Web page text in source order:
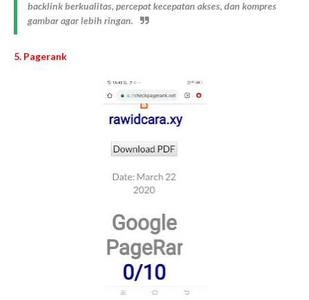
backlink berkualitas, percepat kecepatan akses, dan kompres
gambar agar lebih ringan.
5. Pagerank